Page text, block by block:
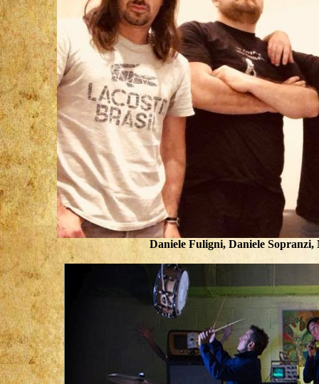
Daniele Fuligni, Daniele